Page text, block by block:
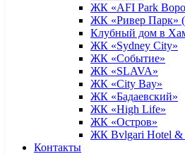
ЖК «AFI Park
ЖК «Ривер Парк»
Клубный дом в
ЖК «Sydney City»
ЖК «Событие»
ЖК «SLAVA»
ЖК «City Bay»
ЖК «Бадаевский»
ЖК «High Life»
ЖК «Остров»
ЖК Bvlgari Hotel &
Контакты